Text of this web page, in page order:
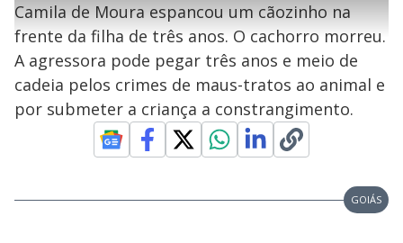
a
y
V
e
g
n
d
s
s
e
u
n
n
Camila de Moura espancou um cãozinho na
frente da filha de três anos. O cachorro morreu.
A agressora pode pegar três anos e meio de
cadeia pelos crimes de maus-tratos ao animal e
por submeter a criança a constrangimento.
GOIÁS